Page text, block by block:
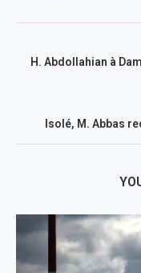
H. Abdollahian à
Isolé, M. Abbas